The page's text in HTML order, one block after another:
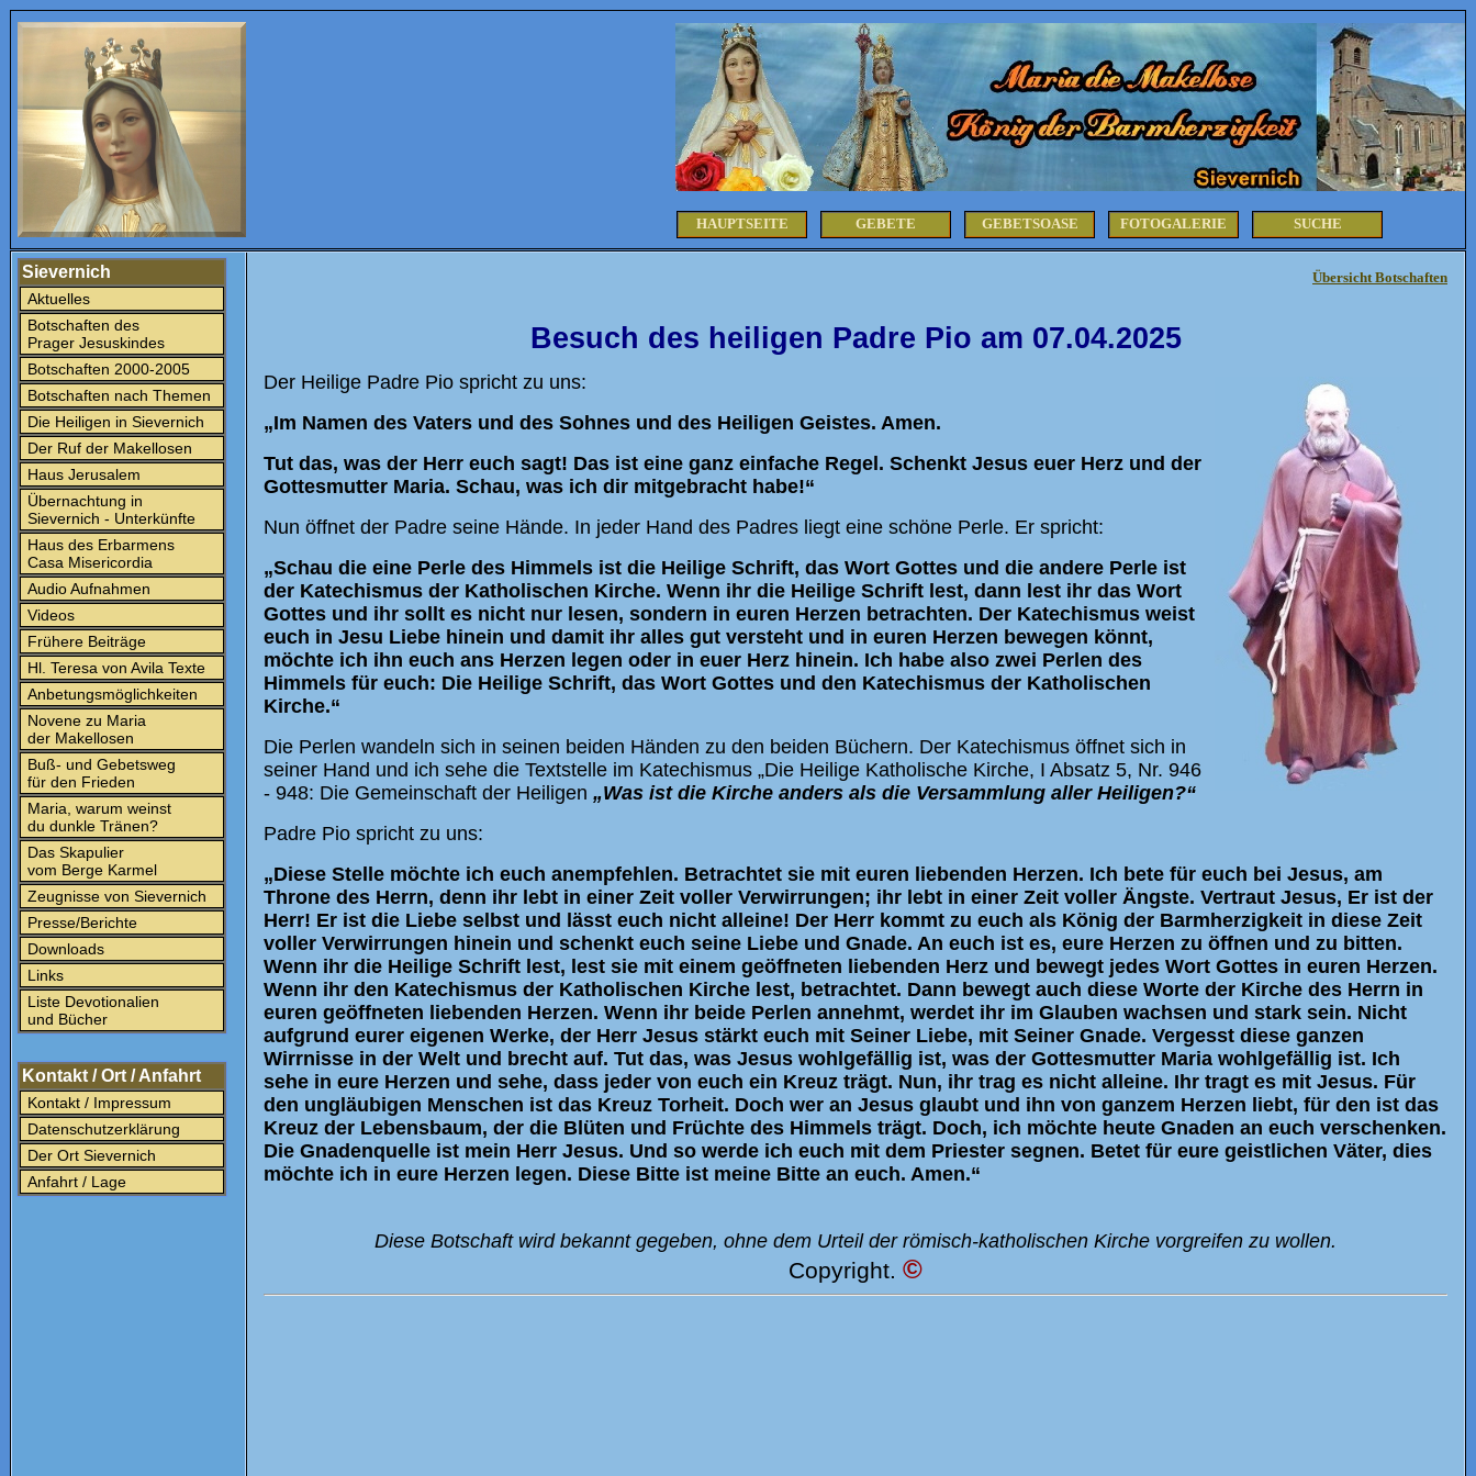
HAUPTSEITE GEBETE GEBETSOASE FOTOGALERIE SUCHE
Sievernich
Aktuelles
Botschaften des
Prager Jesuskindes
Botschaften 2000-2005
Botschaften nach Themen
Die Heiligen in Sievernich
Der Ruf der Makellosen
Haus Jerusalem
Übernachtung in
Sievernich - Unterkünfte
Haus des Erbarmens
Casa Misericordia
Audio Aufnahmen
Videos
Frühere Beiträge
Hl. Teresa von Avila Texte
Anbetungsmöglichkeiten
Novene zu Maria
der Makellosen
Buß- und Gebetsweg
für den Frieden
Maria, warum weinst
du dunkle Tränen?
Das Skapulier
vom Berge Karmel
Zeugnisse von Sievernich
Presse/Berichte
Downloads
Links
Liste Devotionalien
und Bücher
Kontakt / Ort / Anfahrt
Kontakt / Impressum
Datenschutzerklärung
Der Ort Sievernich
Anfahrt / Lage
Übersicht Botschaften
Besuch des heiligen Padre Pio am 07.04.2025
Der Heilige Padre Pio spricht zu uns:
„Im Namen des Vaters und des Sohnes und des Heiligen Geistes. Amen.
Tut das, was der Herr euch sagt! Das ist eine ganz einfache Regel. Schenkt Jesus euer Herz und der
Gottesmutter Maria. Schau, was ich dir mitgebracht habe!“
Nun öffnet der Padre seine Hände. In jeder Hand des Padres liegt eine schöne Perle. Er spricht:
„Schau die eine Perle des Himmels ist die Heilige Schrift, das Wort Gottes und die andere Perle ist
der Katechismus der Katholischen Kirche. Wenn ihr die Heilige Schrift lest, dann lest ihr das Wort
Gottes und ihr sollt es nicht nur lesen, sondern in euren Herzen betrachten. Der Katechismus weist
euch in Jesu Liebe hinein und damit ihr alles gut versteht und in euren Herzen bewegen könnt,
möchte ich ihn euch ans Herzen legen oder in euer Herz hinein. Ich habe also zwei Perlen des
Himmels für euch: Die Heilige Schrift, das Wort Gottes und den Katechismus der Katholischen
Kirche.“
Die Perlen wandeln sich in seinen beiden Händen zu den beiden Büchern. Der Katechismus öffnet sich in
seiner Hand und ich sehe die Textstelle im Katechismus „Die Heilige Katholische Kirche, I Absatz 5, Nr. 946
- 948: Die Gemeinschaft der Heiligen „Was ist die Kirche anders als die Versammlung aller Heiligen?“
Padre Pio spricht zu uns:
„Diese Stelle möchte ich euch anempfehlen. Betrachtet sie mit euren liebenden Herzen. Ich bete für euch bei Jesus, am
Throne des Herrn, denn ihr lebt in einer Zeit voller Verwirrungen; ihr lebt in einer Zeit voller Ängste. Vertraut Jesus, Er ist der
Herr! Er ist die Liebe selbst und lässt euch nicht alleine! Der Herr kommt zu euch als König der Barmherzigkeit in diese Zeit
voller Verwirrungen hinein und schenkt euch seine Liebe und Gnade. An euch ist es, eure Herzen zu öffnen und zu bitten.
Wenn ihr die Heilige Schrift lest, lest sie mit einem geöffneten liebenden Herz und bewegt jedes Wort Gottes in euren Herzen.
Wenn ihr den Katechismus der Katholischen Kirche lest, betrachtet. Dann bewegt auch diese Worte der Kirche des Herrn in
euren geöffneten liebenden Herzen. Wenn ihr beide Perlen annehmt, werdet ihr im Glauben wachsen und stark sein. Nicht
aufgrund eurer eigenen Werke, der Herr Jesus stärkt euch mit Seiner Liebe, mit Seiner Gnade. Vergesst diese ganzen
Wirrnisse in der Welt und brecht auf. Tut das, was Jesus wohlgefällig ist, was der Gottesmutter Maria wohlgefällig ist. Ich
sehe in eure Herzen und sehe, dass jeder von euch ein Kreuz trägt. Nun, ihr trag es nicht alleine. Ihr tragt es mit Jesus. Für
den ungläubigen Menschen ist das Kreuz Torheit. Doch wer an Jesus glaubt und ihn von ganzem Herzen liebt, für den ist das
Kreuz der Lebensbaum, der die Blüten und Früchte des Himmels trägt. Doch, ich möchte heute Gnaden an euch verschenken.
Die Gnadenquelle ist mein Herr Jesus. Und so werde ich euch mit dem Priester segnen. Betet für eure geistlichen Väter, dies
möchte ich in eure Herzen legen. Diese Bitte ist meine Bitte an euch. Amen.“
Diese Botschaft wird bekannt gegeben, ohne dem Urteil der römisch-katholischen Kirche vorgreifen zu wollen.
Copyright. ©